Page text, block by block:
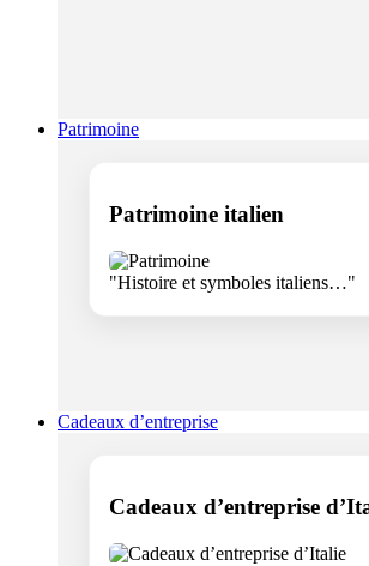
Patrimoine
Patrimoine italien
"Histoire et symboles italiens…"
Cadeaux d’entreprise
Cadeaux d’entreprise